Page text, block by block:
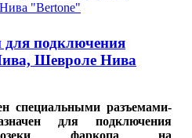
для подключения
Шевроле Нива
специальными разъемами-
для подключения